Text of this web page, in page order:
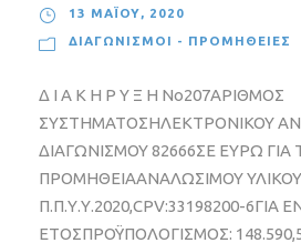
13 ΜΑΪ́ΟΥ, 2020
ΔΙΑΓΩΝΙΣΜΟΊ - ΠΡΟΜΉΘΕΙΕΣ
Δ Ι Α Κ Η Ρ Υ Ξ Η Νο207ΑΡΙΘΜΟΣ
ΣΥΣΤΗΜΑΤΟΣΗΛΕΚΤΡΟΝΙΚΟΥ
ΔΙΑΓΩΝΙΣΜΟΥ 82666ΣΕ ΕΥΡΩ ΓΙΑ
ΠΡΟΜΗΘΕΙΑΑΝΑΛΩΣΙΜΟΥ
Π.Π.Υ.Υ.2020,CPV:33198200-6ΓΙΑ
ΕΤΟΣΠΡΟΫΠΟΛΟΓΙΣΜΟΣ: